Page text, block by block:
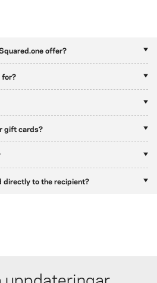
offer?
for?
gift cards?
directly to the recipient?
uppdateringar